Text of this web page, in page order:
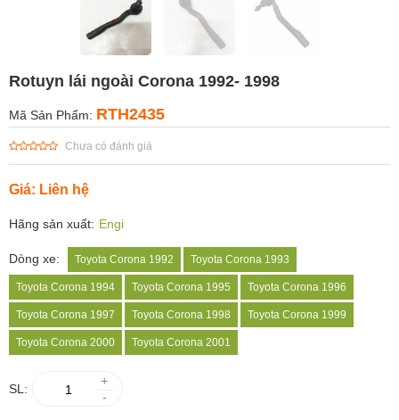
Rotuyn lái ngoài Corona 1992- 1998
Mã Sản Phẩm: RTH2435
Chưa có đánh giá
Giá: Liên hệ
Hãng sản xuất: Engi
Dòng xe: Toyota Corona 1992 Toyota Corona 1993
Toyota Corona 1994 Toyota Corona 1995 Toyota Corona 1996
Toyota Corona 1997 Toyota Corona 1998 Toyota Corona 1999
Toyota Corona 2000 Toyota Corona 2001
SL:
+
-